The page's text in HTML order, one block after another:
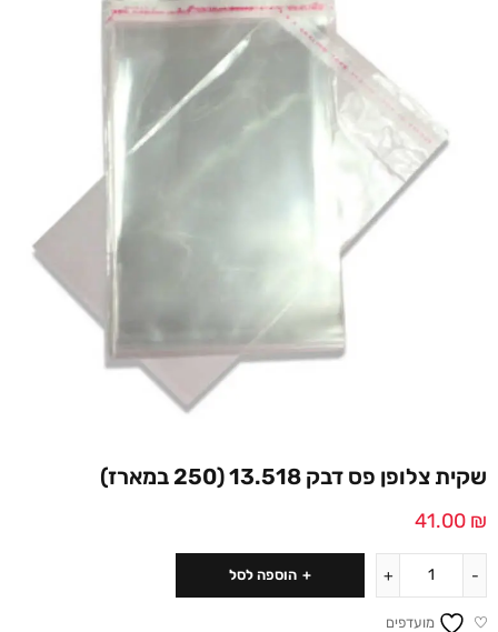
שקית צלופן פס דבק 13.518 (250 במארז)
41.00 ₪
הוספה לסל
מועדפים